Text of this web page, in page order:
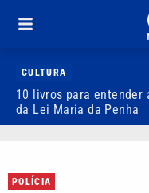
CULTURA
10 livros para entender
da Lei Maria da Penha
POLÍCIA